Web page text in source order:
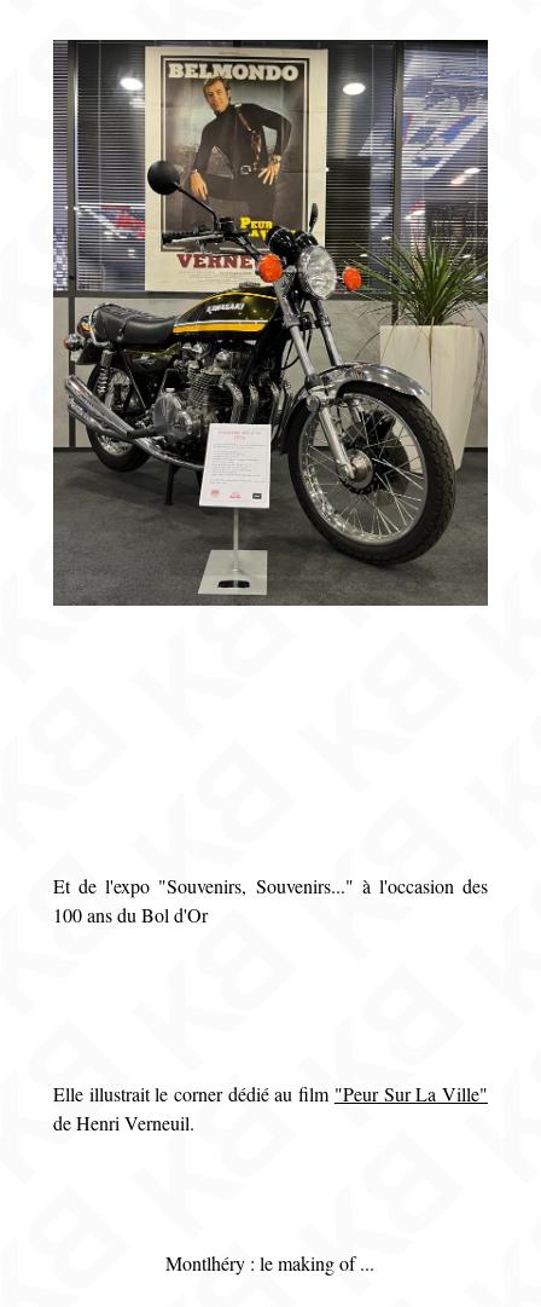
Et de l'expo "Souvenirs, Souvenirs..." à l'occasion des
100 ans du Bol d'Or
Elle illustrait le corner dédié au film "Peur Sur La Ville"
de Henri Verneuil.
Montlhéry : le making of ...